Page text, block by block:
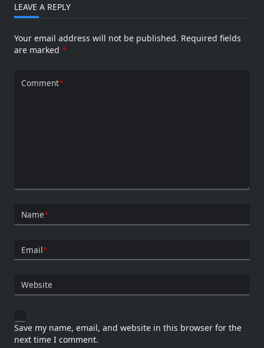
LEAVE A REPLY
Your email address will not be published. Required fields
are marked *
Comment*
Name*
Email*
Website
Save my name, email, and website in this browser for the
next time I comment.